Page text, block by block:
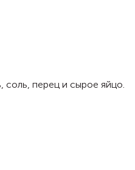
соль, перец и сырое яйцо.